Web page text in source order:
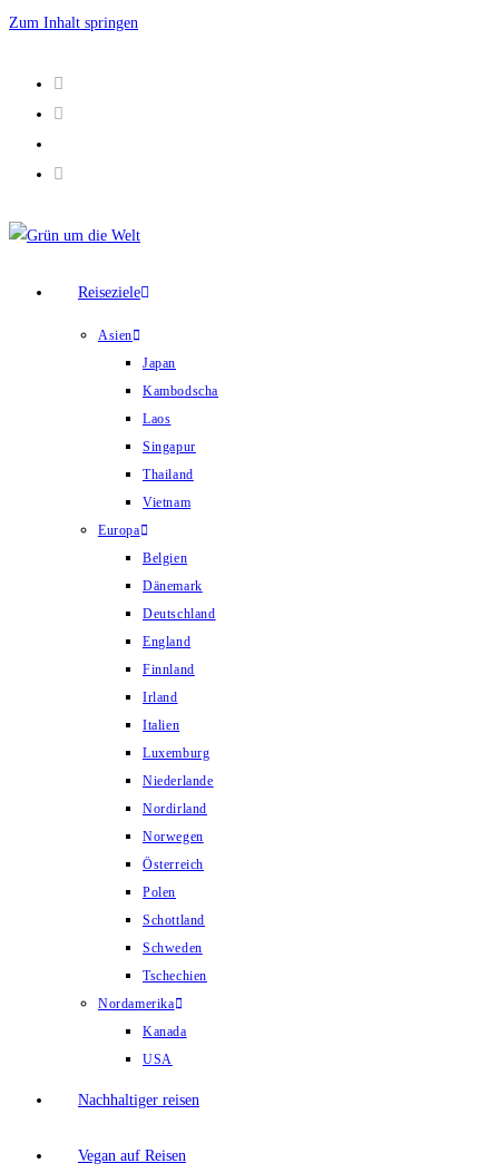
Zum Inhalt springen
Reiseziele
Asien
Japan
Kambodscha
Laos
Singapur
Thailand
Vietnam
Europa
Belgien
Dänemark
Deutschland
England
Finnland
Irland
Italien
Luxemburg
Niederlande
Nordirland
Norwegen
Österreich
Polen
Schottland
Schweden
Tschechien
Nordamerika
Kanada
USA
Nachhaltiger reisen
Vegan auf Reisen